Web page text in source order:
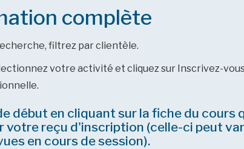
complète
filtrez par clientèle.
votre activité et cliquez sur Inscrivez-
début en cliquant sur la fiche du cours
votre reçu d'inscription (celle-ci peut
en cours de session).